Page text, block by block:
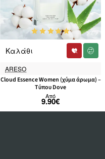
ARESO
Cloud Essence Women (χύμα άρωμα) –
Τύπου Dove
Από
9.90€
Καλάθι